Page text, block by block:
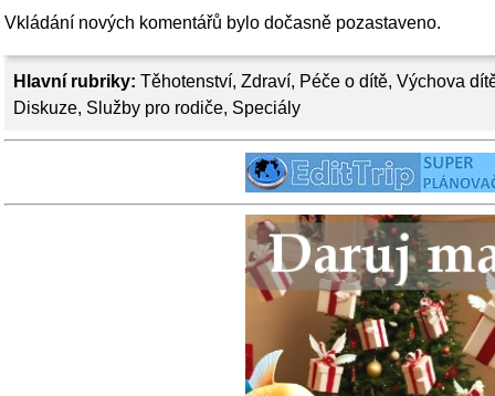
Hlavní rubriky: Těhotenství, Zdraví, Péče o dítě, Výchova
Diskuze, Služby pro rodiče, Speciály
Vkládání nových komentářů bylo dočasně pozastaveno.